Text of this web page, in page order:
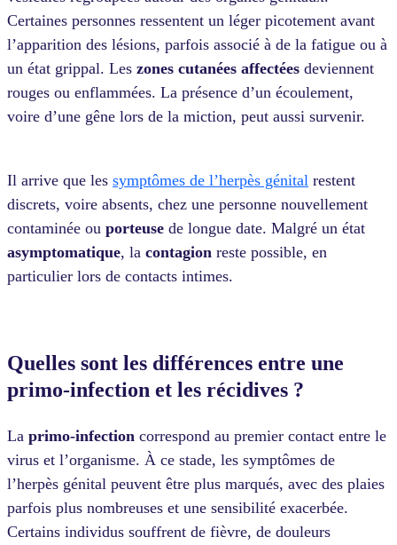
Certaines personnes ressentent un léger picotement avant
l’apparition des lésions, parfois associé à de la fatigue ou à
un état grippal. Les zones cutanées affectées deviennent
rouges ou enflammées. La présence d’un écoulement,
voire d’une gêne lors de la miction, peut aussi survenir.
Il arrive que les symptômes de l’herpès génital restent
discrets, voire absents, chez une personne nouvellement
contaminée ou porteuse de longue date. Malgré un état
asymptomatique, la contagion reste possible, en
particulier lors de contacts intimes.
Quelles sont les différences entre une
primo-infection et les récidives ?
La primo-infection correspond au premier contact entre le
virus et l’organisme. À ce stade, les symptômes de
l’herpès génital peuvent être plus marqués, avec des plaies
parfois plus nombreuses et une sensibilité exacerbée.
Certains individus souffrent de fièvre, de douleurs